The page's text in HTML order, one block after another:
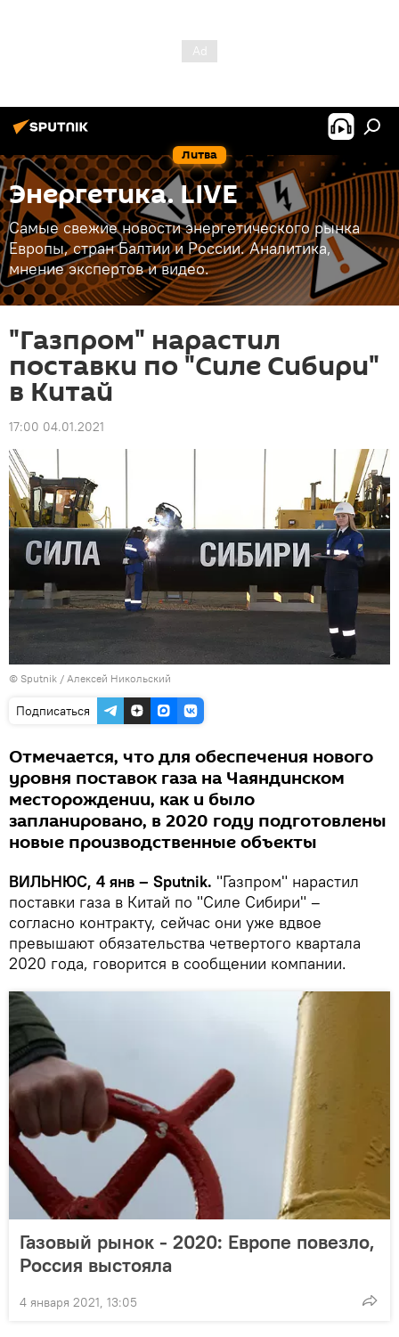
Литва
Энергетика. LIVE
Самые свежие новости энергетического рынка
Европы, стран Балтии и России. Аналитика,
мнение экспертов и видео.
"Газпром" нарастил
поставки по "Силе Сибири"
в Китай
17:00 04.01.2021
© Sputnik / Алексей Никольский
Подписаться
Отмечается, что для обеспечения нового
уровня поставок газа на Чаяндинском
месторождении, как и было
запланировано, в 2020 году подготовлены
новые производственные объекты
ВИЛЬНЮС, 4 янв – Sputnik. "Газпром" нарастил
поставки газа в Китай по "Силе Сибири" –
согласно контракту, сейчас они уже вдвое
превышают обязательства четвертого квартала
2020 года, говорится в сообщении компании.
Газовый рынок - 2020: Европе повезло,
Россия выстояла
4 января 2021, 13:05